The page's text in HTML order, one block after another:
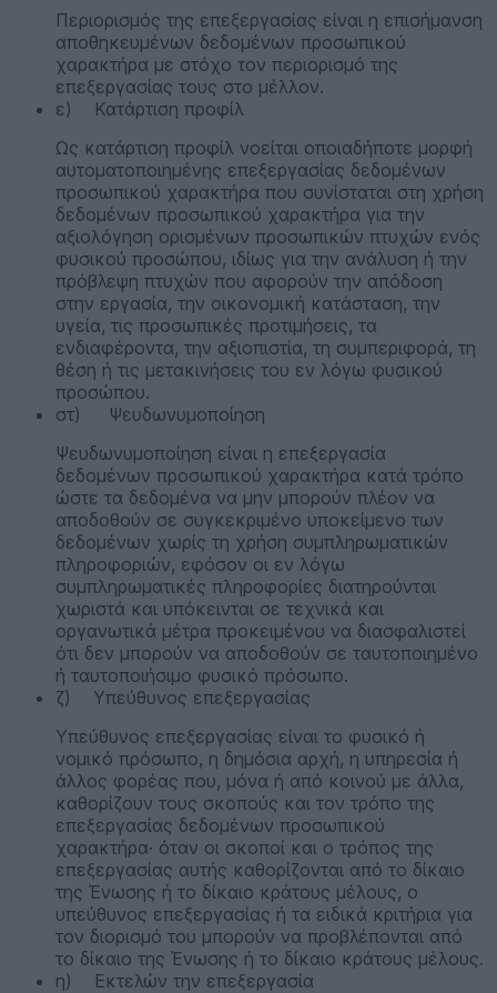
Περιορισμός της επεξεργασίας είναι η επισήμανση
αποθηκευμένων δεδομένων προσωπικού
χαρακτήρα με στόχο τον περιορισμό της
επεξεργασίας τους στο μέλλον.
ε) Κατάρτιση προφίλ
Ως κατάρτιση προφίλ νοείται οποιαδήποτε μορφή
αυτοματοποιημένης επεξεργασίας δεδομένων
προσωπικού χαρακτήρα που συνίσταται στη χρήση
δεδομένων προσωπικού χαρακτήρα για την
αξιολόγηση ορισμένων προσωπικών πτυχών ενός
φυσικού προσώπου, ιδίως για την ανάλυση ή την
πρόβλεψη πτυχών που αφορούν την απόδοση
στην εργασία, την οικονομική κατάσταση, την
υγεία, τις προσωπικές προτιμήσεις, τα
ενδιαφέροντα, την αξιοπιστία, τη συμπεριφορά, τη
θέση ή τις μετακινήσεις του εν λόγω φυσικού
προσώπου.
στ) Ψευδωνυμοποίηση
Ψευδωνυμοποίηση είναι η επεξεργασία
δεδομένων προσωπικού χαρακτήρα κατά τρόπο
ώστε τα δεδομένα να μην μπορούν πλέον να
αποδοθούν σε συγκεκριμένο υποκείμενο των
δεδομένων χωρίς τη χρήση συμπληρωματικών
πληροφοριών, εφόσον οι εν λόγω
συμπληρωματικές πληροφορίες διατηρούνται
χωριστά και υπόκεινται σε τεχνικά και
οργανωτικά μέτρα προκειμένου να διασφαλιστεί
ότι δεν μπορούν να αποδοθούν σε ταυτοποιημένο
ή ταυτοποιήσιμο φυσικό πρόσωπο.
ζ) Υπεύθυνος επεξεργασίας
Υπεύθυνος επεξεργασίας είναι το φυσικό ή
νομικό πρόσωπο, η δημόσια αρχή, η υπηρεσία ή
άλλος φορέας που, μόνα ή από κοινού με άλλα,
καθορίζουν τους σκοπούς και τον τρόπο της
επεξεργασίας δεδομένων προσωπικού
χαρακτήρα· όταν οι σκοποί και ο τρόπος της
επεξεργασίας αυτής καθορίζονται από το δίκαιο
της Ένωσης ή το δίκαιο κράτους μέλους, ο
υπεύθυνος επεξεργασίας ή τα ειδικά κριτήρια για
τον διορισμό του μπορούν να προβλέπονται από
το δίκαιο της Ένωσης ή το δίκαιο κράτους μέλους.
η) Εκτελών την επεξεργασία